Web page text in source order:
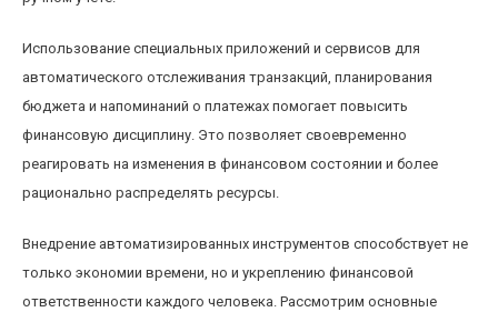
Использование специальных приложений и сервисов для
автоматического отслеживания транзакций, планирования
бюджета и напоминаний о платежах помогает повысить
финансовую дисциплину. Это позволяет своевременно
реагировать на изменения в финансовом состоянии и более
рационально распределять ресурсы.
Внедрение автоматизированных инструментов способствует не
только экономии времени, но и укреплению финансовой
ответственности каждого человека. Рассмотрим основные